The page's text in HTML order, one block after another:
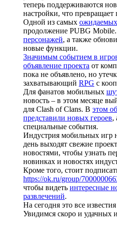
теперь поддерживаются
настройки, что
Одной из самых
продолжение PUBG Mobile.
персонажей, а также
новые функции.
Значимым событием в
объявление проекта от
пока не объявлено, но
захватывающий RPG с
Для фанатов мобильных
новость – в этом месяце
для Clash of Clans. В этом
представили новых героев,
специальные события.
Индустрия мобильных игр
день выходят свежие
новостями, чтобы узнать
новинках и новостях
Кроме того, стоит
https://ok.ru/group/
чтобы видеть интересные
развлечений.
На сегодня это все
Увидимся скоро и удачных